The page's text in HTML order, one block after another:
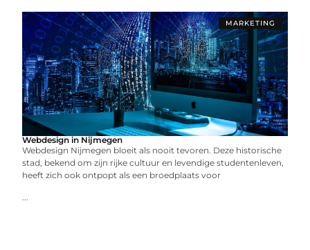
MARKETING
Webdesign in Nijmegen
Webdesign Nijmegen bloeit als nooit tevoren. Deze historische
stad, bekend om zijn rijke cultuur en levendige studentenleven,
heeft zich ook ontpopt als een broedplaats voor
...